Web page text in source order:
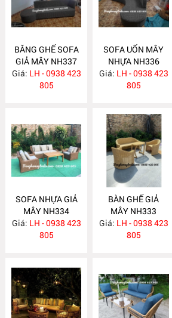
BĂNG GHẾ SOFA
GIẢ MÂY NH337
Giá: LH - 0938 423
805
SOFA UỐN MÂY
NHỰA NH336
Giá: LH - 0938 423
805
SOFA NHỰA GIẢ
MÂY NH334
Giá: LH - 0938 423
805
BÀN GHẾ GIẢ
MÂY NH333
Giá: LH - 0938 423
805